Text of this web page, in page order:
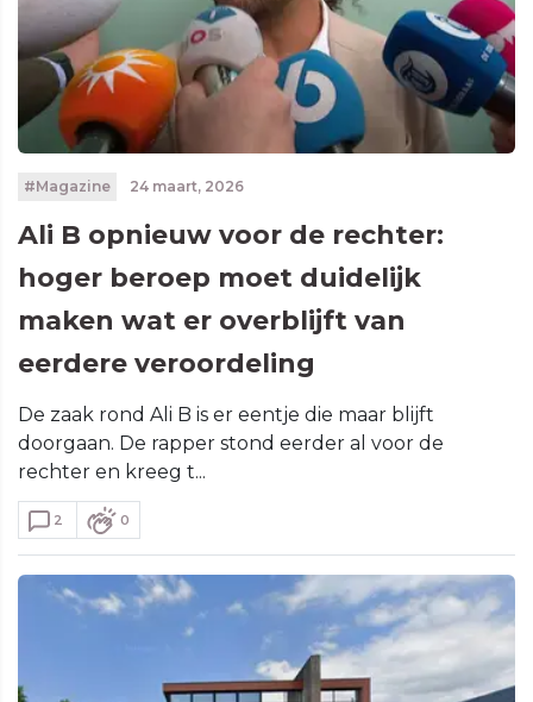
#Magazine 24 maart, 2026
Ali B opnieuw voor de rechter:
hoger beroep moet duidelijk
maken wat er overblijft van
eerdere veroordeling
De zaak rond Ali B is er eentje die maar blijft
doorgaan. De rapper stond eerder al voor de
rechter en kreeg t...
2 0